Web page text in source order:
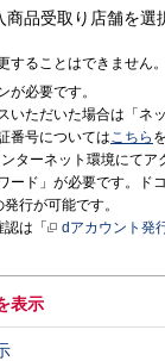
品受取り店舗を選
することはできません。
が必要です。
いただいた場合は「ネ
番号についてはこちら
ターネット環境にてア
ード」が必要です。ド
行が可能です。
は「
dアカウント発
表示